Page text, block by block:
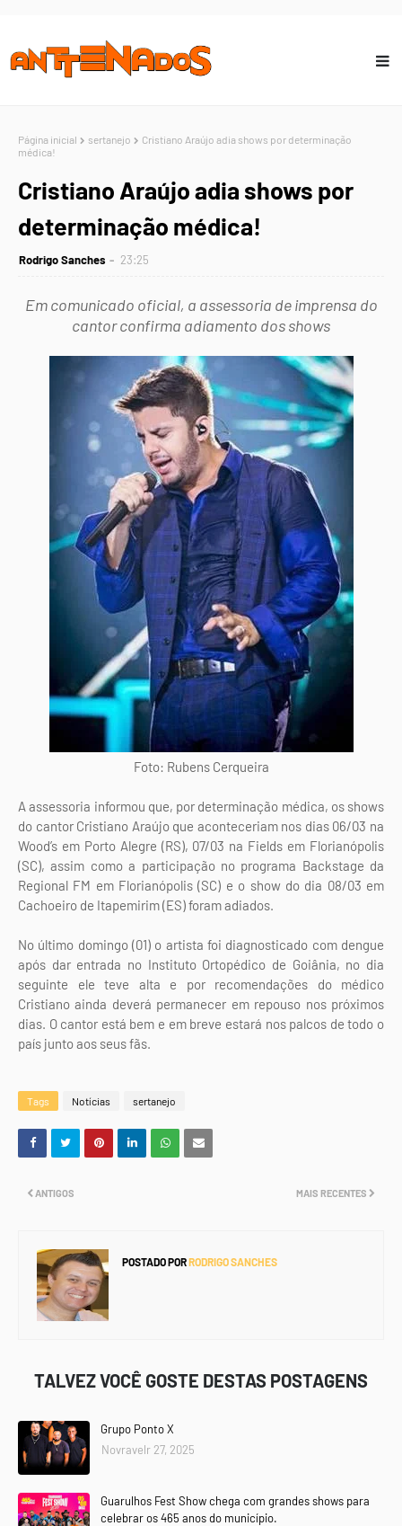
Página inicial sertanejo
Cristiano Araújo adia shows por determinação
médica!
Cristiano Araújo adia shows por
determinação médica!
Rodrigo Sanches 23:25
Em comunicado oficial, a assessoria de imprensa do
cantor confirma adiamento dos shows
Foto: Rubens Cerqueira
A assessoria informou que, por determinação médica, os shows
do cantor Cristiano Araújo que aconteceriam nos dias 06/03 na
Wood’s em Porto Alegre (RS), 07/03 na Fields em Florianópolis
(SC), assim como a participação no programa Backstage da
Regional FM em Florianópolis (SC) e o show do dia 08/03 em
Cachoeiro de Itapemirim (ES) foram adiados.
No último domingo (01) o artista foi diagnosticado com dengue
após dar entrada no Instituto Ortopédico de Goiânia, no dia
seguinte ele teve alta e por recomendações do médico
Cristiano ainda deverá permanecer em repouso nos próximos
dias. O cantor está bem e em breve estará nos palcos de todo o
país junto aos seus fãs.
Tags Notícias sertanejo
MAIS RECENTES
ANTIGOS
POSTADO PORRODRIGO SANCHES
TALVEZ VOCÊ GOSTE DESTAS POSTAGENS
Grupo Ponto X
Novravelr 27, 2025
Guarulhos Fest Show chega com grandes shows para
celebrar os 465 anos do município.